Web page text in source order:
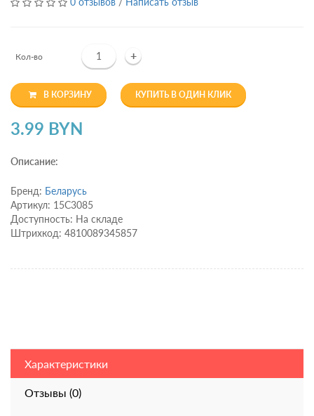
Кол-во +
В КОРЗИНУ КУПИТЬ В ОДИН КЛИК
3.99 BYN
Описание:
Бренд: Беларусь
Артикул: 15С3085
Доступность: На складе
Штрихкод: 4810089345857
Характеристики
Отзывы (0)